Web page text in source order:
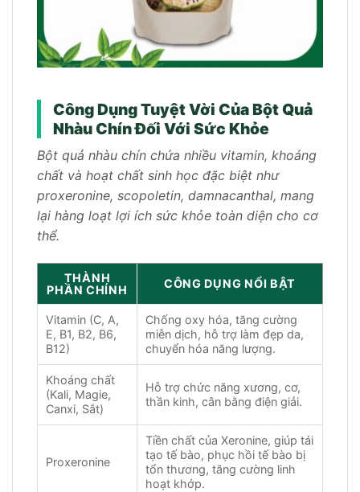
Công Dụng Tuyệt Vời Của Bột Quả
Nhàu Chín Đối Với Sức Khỏe
Bột quả nhàu chín chứa nhiều vitamin, khoáng
chất và hoạt chất sinh học đặc biệt như
proxeronine, scopoletin, damnacanthal, mang
lại hàng loạt lợi ích sức khỏe toàn diện cho cơ
thể.
THÀNH
PHẦN CHÍNH
CÔNG DỤNG NỔI BẬT
Vitamin (C, A,
E, B1, B2, B6,
B12)
Chống oxy hóa, tăng cường
miễn dịch, hỗ trợ làm đẹp da,
chuyển hóa năng lượng.
Khoáng chất
(Kali, Magie,
Canxi, Sắt)
Hỗ trợ chức năng xương, cơ,
thần kinh, cân bằng điện giải.
Proxeronine
Tiền chất của Xeronine, giúp tái
tạo tế bào, phục hồi tế bào bị
tổn thương, tăng cường linh
hoạt khớp.